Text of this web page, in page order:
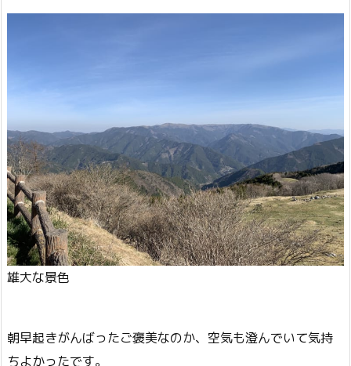
雄大な景色
朝早起きがんばったご褒美なのか、空気も澄んでいて気持
ちよかったです。